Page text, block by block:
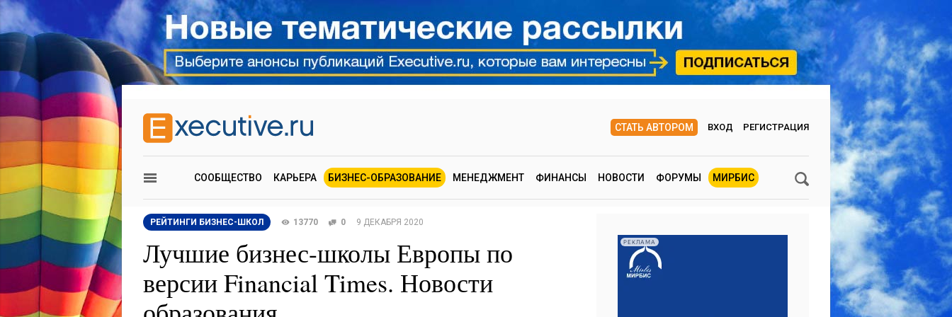
СТАТЬ АВТОРОМ ВХОД РЕГИСТРАЦИЯ
СООБЩЕСТВО КАРЬЕРА БИЗНЕС-ОБРАЗОВАНИЕ МЕНЕДЖМЕНТ ФИНАНСЫ НОВОСТИ ФОРУМЫ МИРБИС
РЕЙТИНГИ БИЗНЕС-ШКОЛ 13770 0 9 ДЕКАБРЯ 2020
Лучшие бизнес-школы Европы по
версии Financial Times. Новости
РЕКЛАМА